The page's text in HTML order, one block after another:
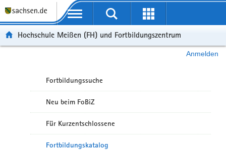
Portalübergreifende Navigation
Hochschule Meißen (FH) und Fortbildungszentrum
Anmelden
Fortbildungssuche
Neu beim FoBiZ
Für Kurzentschlossene
Fortbildungskatalog